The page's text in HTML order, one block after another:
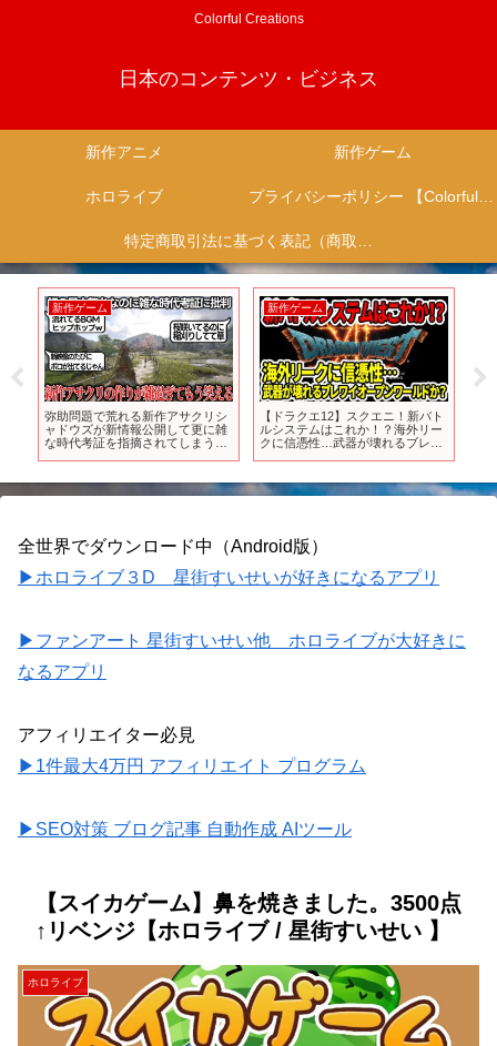
Colorful Creations
日本のコンテンツ・ビジネス
新作アニメ 新作ゲーム
ホロライブ プライバシーポリシー 【Colorful Creation】
特定商取引法に基づく表記（商取引に関する開示）
新作ゲーム
弥助問題で荒れる新作アサクリシ
ャドウズが新情報公開して更に雑
な時代考証を指摘されてしまうｗ
右差し…突然流れ出すヒップホッ
プBGM
新作ゲーム
【ドラクエ12】スクエニ！新バト
ルシステムはこれか！？海外リー
クに信憑性…武器が壊れるブレワ
全世界でダウンロード中（Android版）
▶ホロライブ３D 星街すいせいが好きになるアプリ
▶ファンアート 星街すいせい他 ホロライブが大好きに
なるアプリ
アフィリエイター必見
▶1件最大4万円 アフィリエイト プログラム
▶SEO対策 ブログ記事 自動作成 AIツール
【スイカゲーム】鼻を焼きました。3500点
↑リベンジ【ホロライブ / 星街すいせい 】
ホロライブ